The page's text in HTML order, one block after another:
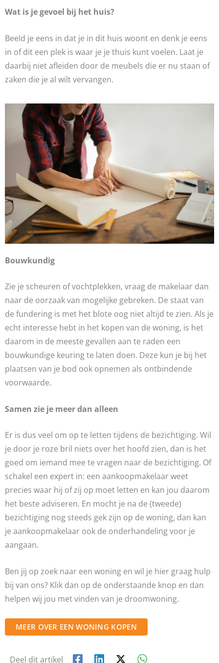
Wat is je gevoel bij het huis?
Beeld je eens in dat je in dit huis woont en denk je eens
in of dit een plek is waar je je thuis kunt voelen. Laat je
daarbij niet afleiden door de meubels die er nu staan of
zaken die je al wilt vervangen.
Bouwkundig
Zie je scheuren of vochtplekken, vraag de makelaar dan
naar de oorzaak van mogelijke gebreken. De staat van
de fundering is met het blote oog niet altijd te zien. Als je
echt interesse hebt in het kopen van de woning, is het
daarom in de meeste gevallen aan te raden een
bouwkundige keuring te laten doen. Deze kun je bij het
plaatsen van je bod ook opnemen als ontbindende
voorwaarde.
Samen zie je meer dan alleen
Er is dus veel om op te letten tijdens de bezichtiging. Wil
je door je roze bril niets over het hoofd zien, dan is het
goed om iemand mee te vragen naar de bezichtiging. Of
schakel een expert in: een aankoopmakelaar weet
precies waar hij of zij op moet letten en kan jou daarom
het beste adviseren. En mocht je na de (tweede)
bezichtiging nog steeds gek zijn op de woning, dan kan
je aankoopmakelaar ook de onderhandeling voor je
aangaan.
Ben jij op zoek naar een woning en wil je hier graag hulp
bij van ons? Klik dan op de onderstaande knop en dan
helpen wij jou met vinden van je droomwoning.
MEER OVER EEN WONING KOPEN
Deel dit artikel